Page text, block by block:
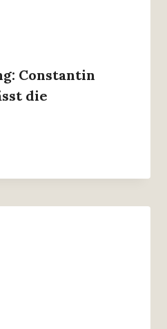
Constantin
die